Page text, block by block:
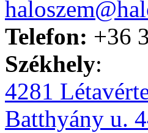
Telefon: +36
Székhely:
4281
Batthyány u.